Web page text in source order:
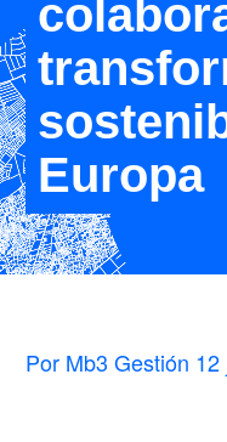
Europa
Por Mb3 Gestión 12